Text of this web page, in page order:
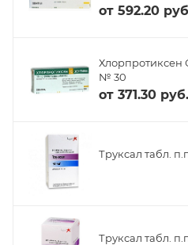
от 592.20
Хлорпротиксен
№ 30
от 371.30 руб.
Труксал табл.
Труксал табл.